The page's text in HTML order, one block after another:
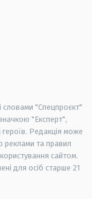
словами "Спецпроєкт"
"Експерт",
Редакція може
реклами та правил
сайтом.
для осіб старше 21